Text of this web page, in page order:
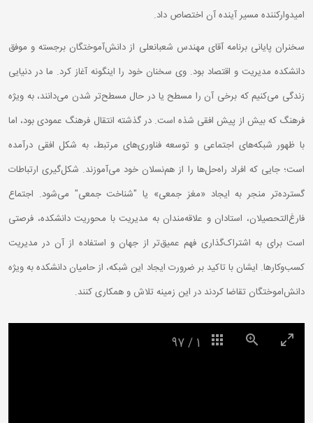
امیدوارکننده مسیر آینده آن اختصاص داد.
سخنران پایانی برنامه آقای مهندس شعبانعلی از دانش‌آموختگان برجسته و موفق
دانشکده مدیریت و اقتصاد بود. وی سخنان خود را اینگونه آغاز کرد. ما در دنیایی
زندگی می‌کنیم که برخی آن را مسطح یا در حال مسطح‌تر شدن می‌دانند، به ویژه
فرهنگ که بیش از پیش افقی شذه است. در گذشته انتقال فرهنگ عمودی بود، اما
با ظهور شبکه‌های اجتماعی و توسعه فناوری‌های مرتبط، به شکل افقی درآمده
است؛ جایی که افراد راه‌حل‌ها را از هم‌نسلان خود می‌آموزند. شکل‌گیری ارتباطات
گسترده‌تر منجر به ایجاد «مغز جمعی» یا "شناخت جمعی" می‌شود. اجتماع
فارغ‌التحصیلان، استادان و علاقه‌مندان به مدیریت با محوریت دانشکده، فرصتی
است برای به اشتراک‌گذاری فهم عمیق‌تر از جهان و استفاده از آن در مدیریت
کسب‌وکارها. ایشان با تاکید بر ضرورت ایجاد این شبکه، از حامیان دانشکده به ویژه
دانش‌اموختگان تقاضا کردند در این زمینه تلاش و همکاری کنند.
1
/
97